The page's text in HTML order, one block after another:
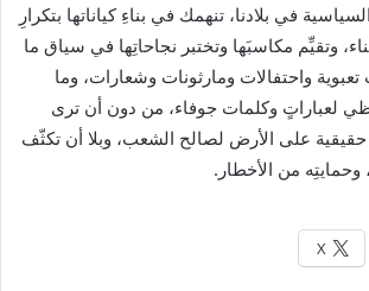
في بلادنا، تنهمك في بناءِ كياناتها بتكرارِ
وتقيِّم مكاسبَها وتختبر نجاحاتِها في سياق ما
واحتفالات ومارثونات وشعارات، وما
لعباراتٍ وكلمات جوفاء، من دون أن ترى
على الأرض لصالح الشعب، وبلا أن تكثّف
وحمايتِه من الأخطار.
X